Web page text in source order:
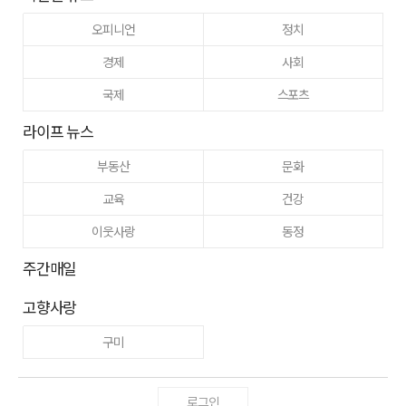
오피니언
정치
경제
사회
국제
스포츠
라이프 뉴스
부동산
문화
교육
건강
이웃사랑
동정
주간매일
고향사랑
구미
로그인